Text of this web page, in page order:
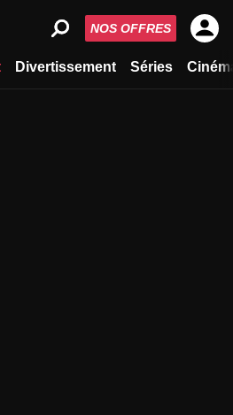
Divertissement Séries
NOS OFFRES